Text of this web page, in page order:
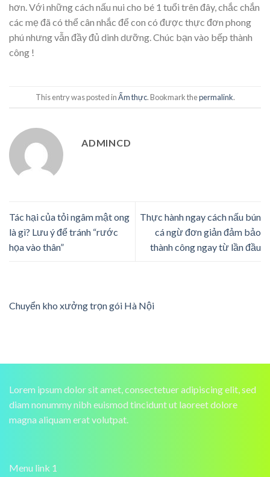
hơn. Với những cách nấu nui cho bé 1 tuổi trên đây, chắc chắn
các mẹ đã có thể cân nhắc để con có được thực đơn phong
phú nhưng vẫn đầy đủ dinh dưỡng. Chúc bạn vào bếp thành
công !
This entry was posted inẨm thực. Bookmark thepermalink.
ADMINCD
Tác hại của tỏi ngâm mật ong
là gì? Lưu ý để tránh “rước
họa vào thân”
Thực hành ngay cách nấu bún
cá ngừ đơn giản đảm bảo
thành công ngay từ lần đầu
Chuyển kho xưởng trọn gói Hà Nội
Lorem ipsum dolor sit amet, consectetuer adipiscing elit, sed
diam nonummy nibh euismod tincidunt ut laoreet dolore
magna aliquam erat volutpat.
Menu link 1